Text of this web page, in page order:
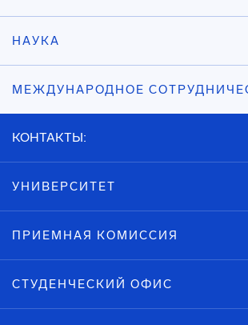
НАУКА
МЕЖДУНАРОДНОЕ
КОНТАКТЫ:
УНИВЕРСИТЕТ
ПРИЕМНАЯ КОМИССИЯ
СТУДЕНЧЕСКИЙ ОФИС